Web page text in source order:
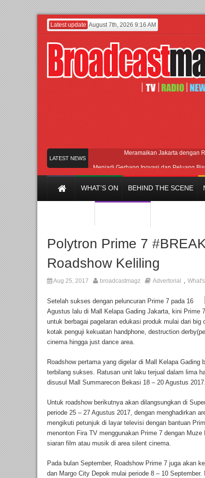
Latest update August 7th, 2026 9:16 AM
LATEST NEWS
Meramaikan Jakarta dengan
Menjadi Gerbang Inovasi dan Peluang
WHAT’S ON BEHIND THE SCENE
Polytron Prime 7
Roadshow Keliling
Aug 25, 2017 broadcastmagz Advertorial ,
Setelah sukses dengan peluncuran Prime 7 pada 16
Agustus lalu di Mall Kelapa Gading Jakarta, kini Prime
untuk berbagai pagelaran edukasi produk mulai dari
kotak penguji kekuatan handphone, destruction
cinema hingga just dance area.
Roadshow pertama yang digelar di Mall Kelapa Gading
terbilang sukses. Ratusan unit laku terjual dalam lima
disusul Mall Summarecon Bekasi 18 – 20 Agustus 2017.
Untuk roadshow berikutnya akan dilangsungkan di
periode 25 – 27 Agustus 2017, dengan menghadirkan
mengikuti petunjuk di layar televisi dengan bantuan
menonton Fira TV menggunakan Prime 7 dengan
siaran film atau musik di area silent cinema.
Pada bulan September, Roadshow Prime 7 juga akan
dan Margo City Depok mulai periode 8 – 10